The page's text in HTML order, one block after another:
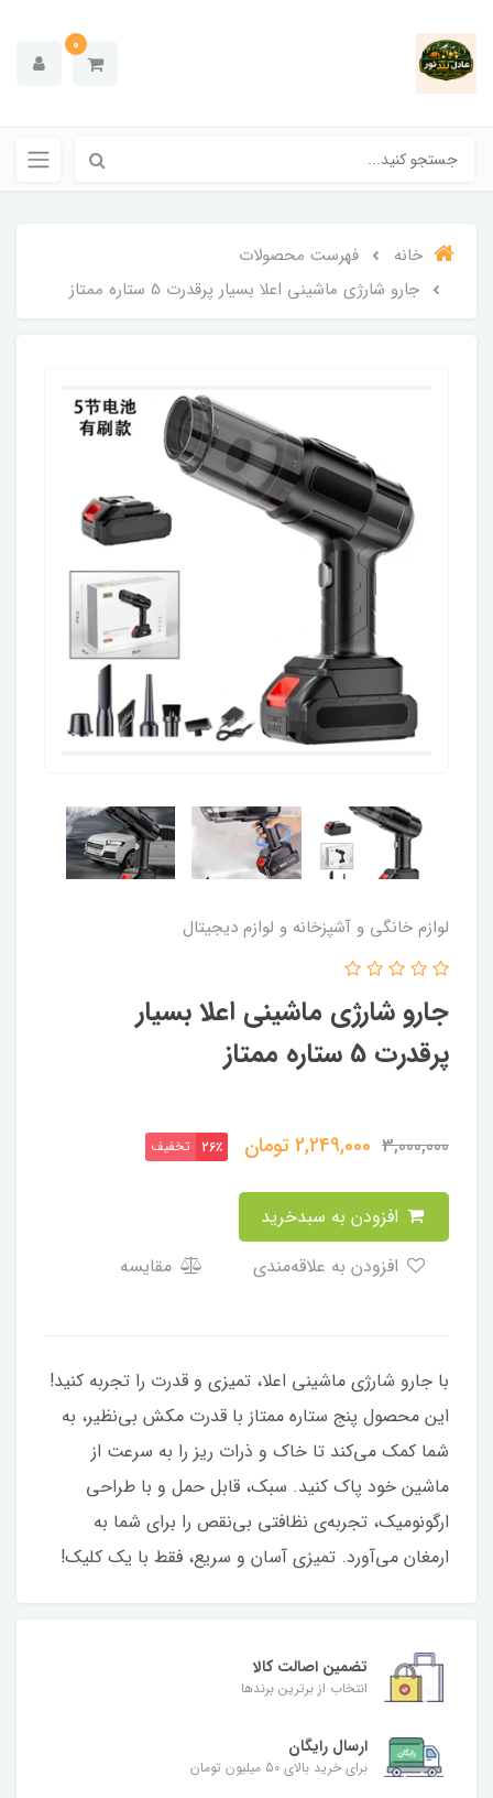
0
خانه
فهرست محصولات
جارو شارژی ماشینی اعلا بسیار پرقدرت 5 ستاره ممتاز
لوازم خانگی و آشپزخانه و لوازم دیجیتال
جارو شارژی ماشینی اعلا بسیار
پرقدرت 5 ستاره ممتاز
3,000,000
2,249,000تومان 26٪ تخفیف
مقایسه
با جارو شارژی ماشینی اعلا، تمیزی و قدرت را تجربه کنید!
این محصول پنج ستاره ممتاز با قدرت مکش بی‌نظیر، به
شما کمک می‌کند تا خاک و ذرات ریز را به سرعت از
ماشین خود پاک کنید. سبک، قابل حمل و با طراحی
ارگونومیک، تجربه‌ی نظافتی بی‌نقص را برای شما به
ارمغان می‌آورد. تمیزی آسان و سریع، فقط با یک کلیک!
تضمین اصالت کالا
انتخاب از برترین برندها
ارسال رایگان
برای خرید بالای 50 میلیون تومان